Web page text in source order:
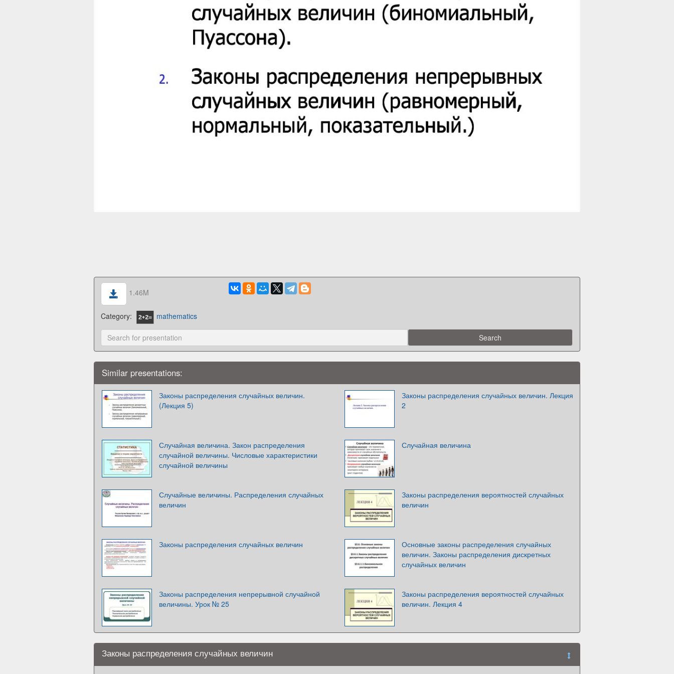
1.46M
Category: mathematics
Similar presentations:
Законы распределения случайных величин.
(Лекция 5)
Законы распределения случайных величин. Лекция
2
Случайная величина. Закон распределения
случайной величины. Числовые характеристики
случайной величины
Случайная величина
Случайные величины. Распределения случайных
величин
Законы распределения вероятностей случайных
величин
Законы распределения случайных величин
Основные законы распределения случайных
величин. Законы распределения дискретных
случайных величин
Законы распределения непрерывной случайной
величины. Урок № 25
Законы распределения вероятностей случайных
величин. Лекция 4
Законы распределения случайных величин